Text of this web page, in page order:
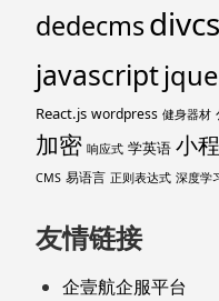
dedecms
javascript
React.js wordpress 健身器材
加密 响应式 学英语 小
CMS 易语言 正则表达式 深度学
友情链接
企壹航企服平台